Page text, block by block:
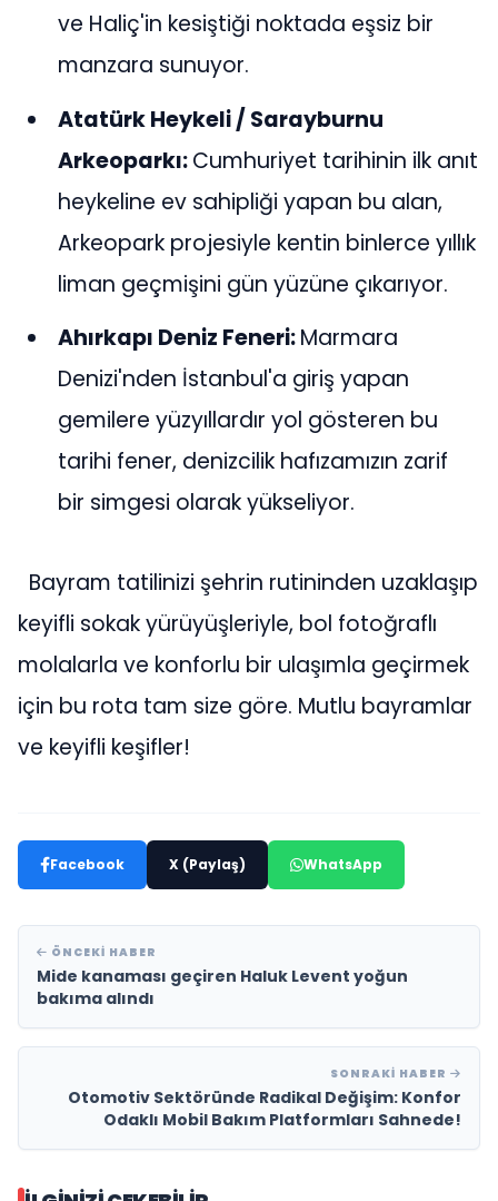
ve Haliç'in kesiştiği noktada eşsiz bir
manzara sunuyor.
Atatürk Heykeli / Sarayburnu
Arkeoparkı:Cumhuriyet tarihinin ilk anıt
heykeline ev sahipliği yapan bu alan,
Arkeopark projesiyle kentin binlerce yıllık
liman geçmişini gün yüzüne çıkarıyor.
Ahırkapı Deniz Feneri:Marmara
Denizi'nden İstanbul'a giriş yapan
gemilere yüzyıllardır yol gösteren bu
tarihi fener, denizcilik hafızamızın zarif
bir simgesi olarak yükseliyor.
Bayram tatilinizi şehrin rutininden uzaklaşıp
keyifli sokak yürüyüşleriyle, bol fotoğraflı
molalarla ve konforlu bir ulaşımla geçirmek
için bu rota tam size göre. Mutlu bayramlar
ve keyifli keşifler!
Facebook X (Paylaş) WhatsApp
ÖNCEKI HABER
Mide kanaması geçiren Haluk Levent yoğun
bakıma alındı
SONRAKI HABER
Otomotiv Sektöründe Radikal Değişim: Konfor
Odaklı Mobil Bakım Platformları Sahnede!